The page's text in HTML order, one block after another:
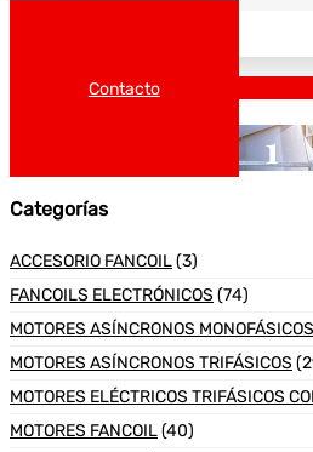
Contacto
1
Categorías
ACCESORIO FANCOIL(3)
FANCOILS ELECTRÓNICOS (74)
MOTORES ASÍNCRONOS MONOFÁSICOS
MOTORES ASÍNCRONOS TRIFÁSICOS
MOTORES ELÉCTRICOS TRIFÁSICOS
MOTORES FANCOIL(40)